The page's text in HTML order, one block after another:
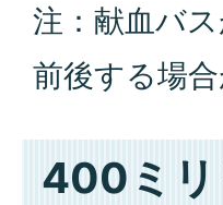
注：献血バ
前後する場合
400ミリ